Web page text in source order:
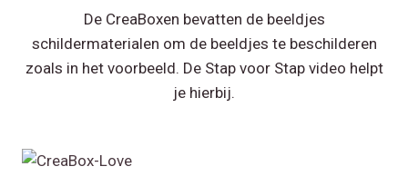
De CreaBoxen bevatten de beeldjes
schildermaterialen om de beeldjes te beschilderen
zoals in het voorbeeld. De Stap voor Stap video helpt
je hierbij.